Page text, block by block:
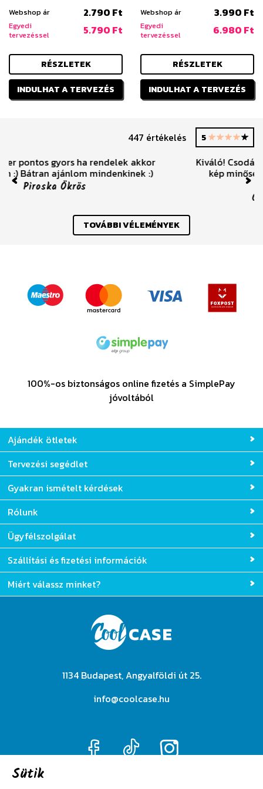
Webshop ár 2.790 Ft
Egyedi
tervezéssel
5.790 Ft
RÉSZLETEK
INDULHAT A TERVEZÉS
Webshop ár 3.990 Ft
Egyedi
tervezéssel
6.980 Ft
RÉSZLETEK
INDULHAT A TERVEZÉS
447 értékelés 5
Kiváló! Csodálatos tokokat kaptam, fantasztikus
kép minőséggel. Ajánlom! Ráadásul hamar
Previous
TOVÁBBI VÉLEMÉNYEK
100%-os biztonságos online fizetés a SimplePay
jóvoltából
Ajándék ötletek
Tervezési segédlet
Gyakran ismételt kérdések
Rólunk
Ügyfélszolgálat
Szállítási és fizetési információk
Miért válassz minket?
1134 Budapest, Angyalföldi út 25.
info@coolcase.hu
Sütik